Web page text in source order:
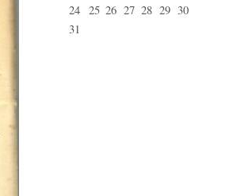
24 25 26 27 28 29 30
31